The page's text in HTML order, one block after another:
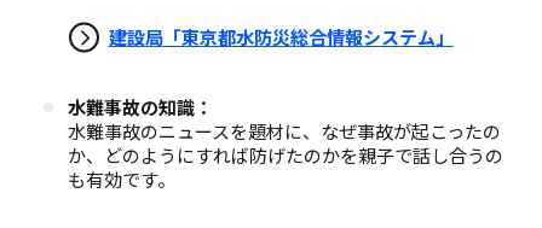
建設局「東京都水防災総合情報システム」
水難事故の知識：
水難事故のニュースを題材に、なぜ事故が起こったの
か、どのようにすれば防げたのかを親子で話し合うの
も有効です。